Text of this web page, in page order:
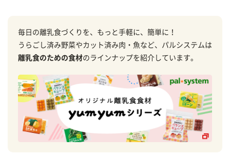
毎日の離乳食づくりを、もっと手軽に、簡単に！
うらごし済み野菜やカット済み肉・魚など、パルシステムは
離乳食のための食材のラインナップを紹介しています。